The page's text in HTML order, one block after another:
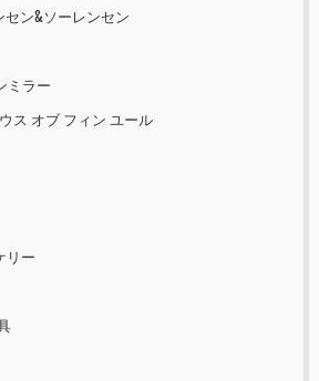
セン&ソーレンセン
ミラー
ウス オブ フィン ユール
リー